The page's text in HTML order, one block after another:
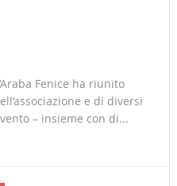
Fenice ha riunito
e di diversi
– insieme con di...